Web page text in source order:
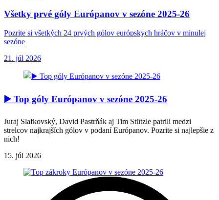
Všetky prvé góly Európanov v sezóne 2025-26
Pozrite si všetkých 24 prvých gólov európskych hráčov v minulej
sezóne
21. júl 2026
▶️ Top góly Európanov v sezóne 2025-26
Juraj Slafkovský, David Pastrňák aj Tim Stützle patrili medzi
strelcov najkrajších gólov v podaní Európanov. Pozrite si najlepšie z
nich!
15. júl 2026